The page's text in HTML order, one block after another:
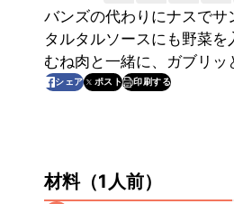
バンズの代わりにナスでサ
タルタルソースにも野菜
むね肉と一緒に、ガブリッ
シェア ポスト 印刷する
材料（1人前）